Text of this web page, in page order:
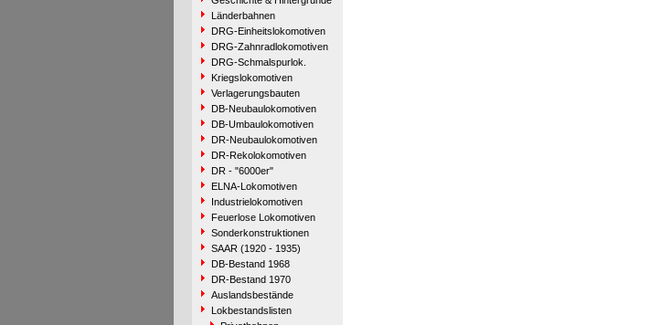
Länderbahnen
DRG-Einheitslokomotiven
DRG-Zahnradlokomotiven
DRG-Schmalspurlok.
Kriegslokomotiven
Verlagerungsbauten
DB-Neubaulokomotiven
DB-Umbaulokomotiven
DR-Neubaulokomotiven
DR-Rekolokomotiven
DR - "6000er"
ELNA-Lokomotiven
Industrielokomotiven
Feuerlose Lokomotiven
Sonderkonstruktionen
SAAR (1920 - 1935)
DB-Bestand 1968
DR-Bestand 1970
Auslandsbestände
Lokbestandslisten